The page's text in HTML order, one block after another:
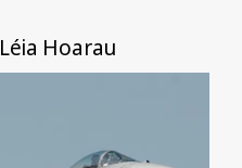
Léia Hoarau